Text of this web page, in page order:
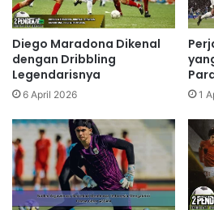
Diego Maradona Dikenal
dengan Dribbling
Legendarisnya
6 April 2026 1